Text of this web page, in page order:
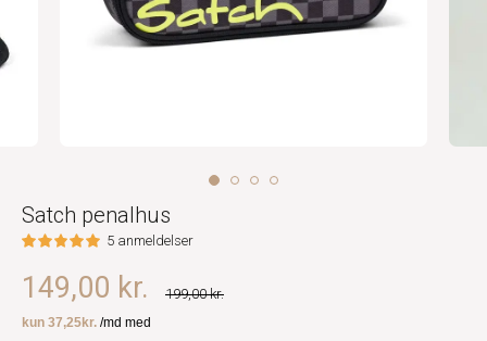
Satch penalhus
5 anmeldelser
199,00 kr.
149,00 kr.